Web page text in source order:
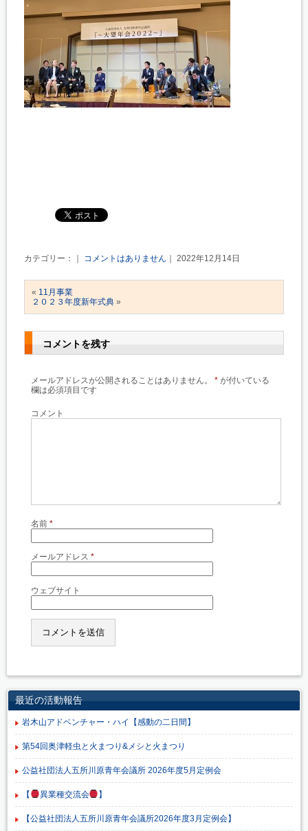
カテゴリー：｜ コメントはありません ｜ 2022年12月14日
« 11月事業
２０２３年度新年式典 »
コメントを残す
メールアドレスが公開されることはありません。 * が付いている
欄は必須項目です
コメント
名前 *
メールアドレス *
ウェブサイト
最近の活動報告
岩木山アドベンチャー・ハイ【感動の二日間】
第54回奥津軽虫と火まつり&メシと火まつり
公益社団法人五所川原青年会議所 2026年度5月定例会
【 異業種交流会 】
【公益社団法人五所川原青年会議所2026年度3月定例会】